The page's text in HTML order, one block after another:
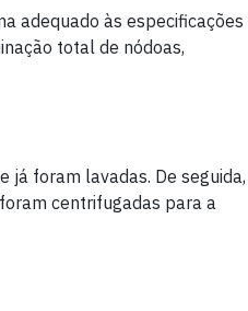
adequado às especificações
total de nódoas,
já foram lavadas. De seguida,
centrifugadas para a